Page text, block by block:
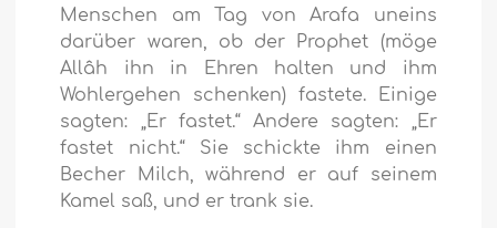
Menschen am Tag von Arafa uneins
darüber waren, ob der Prophet (möge
Allâh ihn in Ehren halten und ihm
Wohlergehen schenken) fastete. Einige
sagten: „Er fastet.“ Andere sagten: „Er
fastet nicht.“ Sie schickte ihm einen
Becher Milch, während er auf seinem
Kamel saß, und er trank sie.